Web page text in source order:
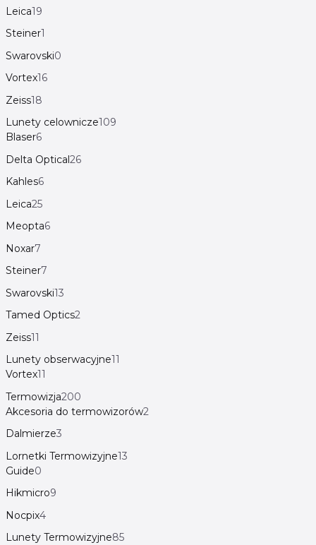
Leica19
Steiner1
Swarovski0
Vortex16
Zeiss18
Lunety celownicze109
Blaser6
Delta Optical26
Kahles6
Leica25
Meopta6
Noxar7
Steiner7
Swarovski13
Tamed Optics2
Zeiss11
Lunety obserwacyjne11
Vortex11
Termowizja200
Akcesoria do termowizorów2
Dalmierze3
Lornetki Termowizyjne13
Guide0
Hikmicro9
Nocpix4
Lunety Termowizyjne85